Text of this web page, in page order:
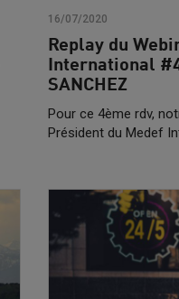
16/07/2020
Replay du
International
SANCHEZ
Pour ce 4ème rdv,
Président du Medef